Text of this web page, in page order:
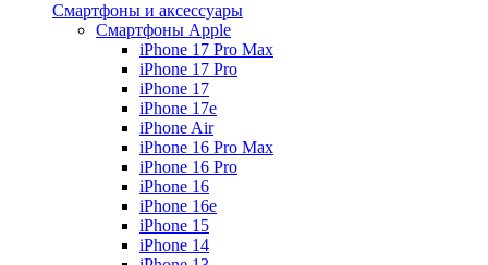
Смартфоны и аксессуары
Смартфоны Apple
iPhone 17 Pro Max
iPhone 17 Pro
iPhone 17
iPhone 17e
iPhone Air
iPhone 16 Pro Max
iPhone 16 Pro
iPhone 16
iPhone 16e
iPhone 15
iPhone 14